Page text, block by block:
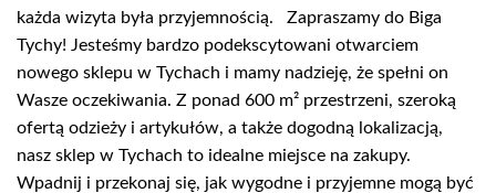
każda wizyta była przyjemnością. Zapraszamy do Biga
Tychy! Jesteśmy bardzo podekscytowani otwarciem
nowego sklepu w Tychach i mamy nadzieję, że spełni on
Wasze oczekiwania. Z ponad 600 m² przestrzeni, szeroką
ofertą odzieży i artykułów, a także dogodną lokalizacją,
nasz sklep w Tychach to idealne miejsce na zakupy.
Wpadnij i przekonaj się, jak wygodne i przyjemne mogą być